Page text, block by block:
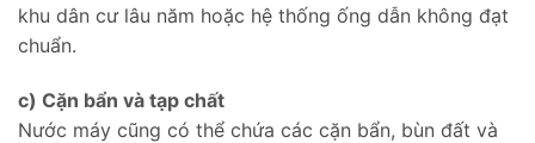
khu dân cư lâu năm hoặc hệ thống ống dẫn không đạt
chuẩn.
c) Cặn bẩn và tạp chất
Nước máy cũng có thể chứa các cặn bẩn, bùn đất và